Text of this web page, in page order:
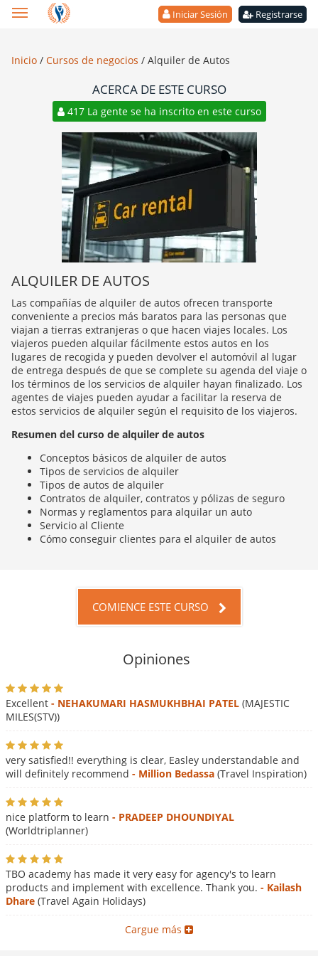
Iniciar Sesión Registrarse
Inicio / Cursos de negocios / Alquiler de Autos
ACERCA DE ESTE CURSO
417 La gente se ha inscrito en este curso
ALQUILER DE AUTOS
Las compañías de alquiler de autos ofrecen transporte
conveniente a precios más baratos para las personas que
viajan a tierras extranjeras o que hacen viajes locales. Los
viajeros pueden alquilar fácilmente estos autos en los
lugares de recogida y pueden devolver el automóvil al lugar
de entrega después de que se complete su agenda del viaje o
los términos de los servicios de alquiler hayan finalizado. Los
agentes de viajes pueden ayudar a facilitar la reserva de
estos servicios de alquiler según el requisito de los viajeros.
Resumen del curso de alquiler de autos
Conceptos básicos de alquiler de autos
Tipos de servicios de alquiler
Tipos de autos de alquiler
Contratos de alquiler, contratos y pólizas de seguro
Normas y reglamentos para alquilar un auto
Servicio al Cliente
Cómo conseguir clientes para el alquiler de autos
COMIENCE ESTE CURSO
Opiniones
Excellent - NEHAKUMARI HASMUKHBHAI PATEL (MAJESTIC
MILES(STV))
very satisfied!! everything is clear, Easley understandable and
will definitely recommend - Million Bedassa (Travel Inspiration)
nice platform to learn - PRADEEP DHOUNDIYAL
(Worldtriplanner)
TBO academy has made it very easy for agency's to learn
products and implement with excellence. Thank you. - Kailash
Dhare (Travel Again Holidays)
Cargue más